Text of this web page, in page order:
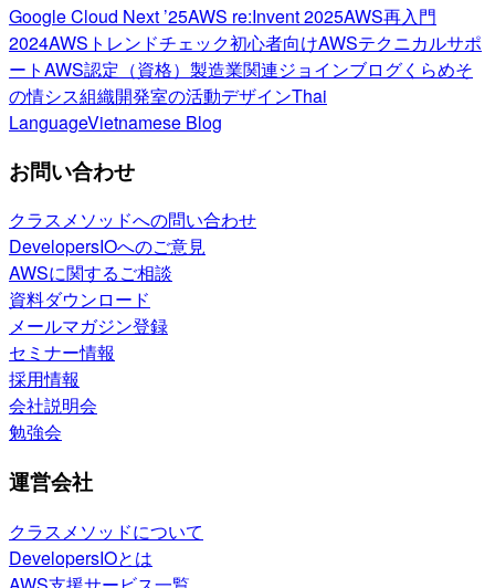
Google Cloud Next ’25AWS re:Invent 2025AWS再入門
2024AWSトレンドチェック初心者向けAWSテクニカルサポ
ートAWS認定（資格） 製造業関連ジョインブログくらめそ
の情シス組織開発室の活動デザインThai
LanguageVietnamese Blog
お問い合わせ
クラスメソッドへの問い合わせ
DevelopersIOへのご意見
AWSに関するご相談
資料ダウンロード
メールマガジン登録
セミナー情報
採用情報
会社説明会
勉強会
運営会社
クラスメソッドについて
DevelopersIOとは